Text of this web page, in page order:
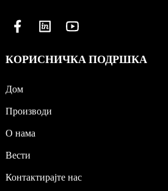
КОРИСНИЧКА ПОДРШКА
Дом
Производи
О нама
Вести
Контактирајте нас